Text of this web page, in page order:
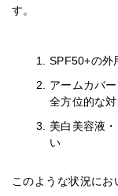
す。
SPF50+の外
アームカバ
全方位的な
美白美容液
い
このような状況に